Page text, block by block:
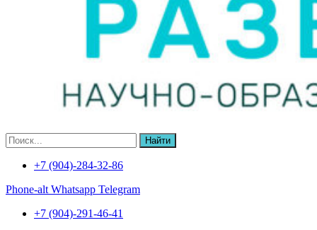
Найти
+7 (904)-284-32-86
Phone-alt Whatsapp Telegram
+7 (904)-291-46-41